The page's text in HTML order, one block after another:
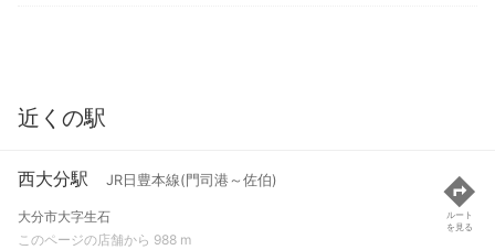
近くの駅
西大分駅 JR日豊本線(門司港～佐伯)
大分市大字生石
このページの店舗から 988 m
ルート
を見る